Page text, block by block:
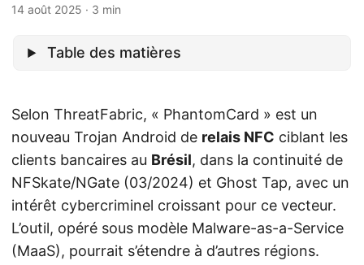
14 août 2025 · 3 min
Table des matières
Selon ThreatFabric, « PhantomCard » est un
nouveau Trojan Android de relais NFC ciblant les
clients bancaires au Brésil, dans la continuité de
NFSkate/NGate (03/2024) et Ghost Tap, avec un
intérêt cybercriminel croissant pour ce vecteur.
L’outil, opéré sous modèle Malware-as-a-Service
(MaaS), pourrait s’étendre à d’autres régions.